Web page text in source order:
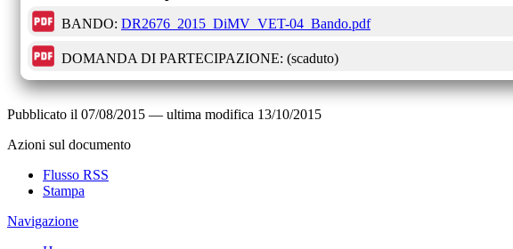
BANDO: DR2676_2015_DiMV_VET-04_Bando.pdf
DOMANDA DI PARTECIPAZIONE: (scaduto)
Pubblicato il 07/08/2015 — ultima modifica 13/10/2015
Azioni sul documento
Flusso RSS
Stampa
Navigazione